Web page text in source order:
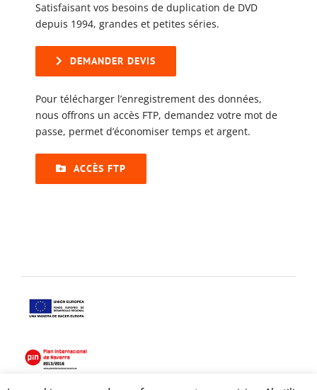
Satisfaisant vos besoins de duplication de DVD
depuis 1994, grandes et petites séries.
DEMANDER DEVIS
Pour télécharger l’enregistrement des données,
nous offrons un accès FTP, demandez votre mot de
passe, permet d’économiser temps et argent.
ACCÈS FTP